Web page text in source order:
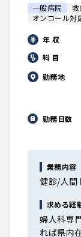
一般病院 救
オンコール対
年 収
科 目
勤務地
勤務日数
業務内容
健診/人間
求める経
婦人科専
れば県内